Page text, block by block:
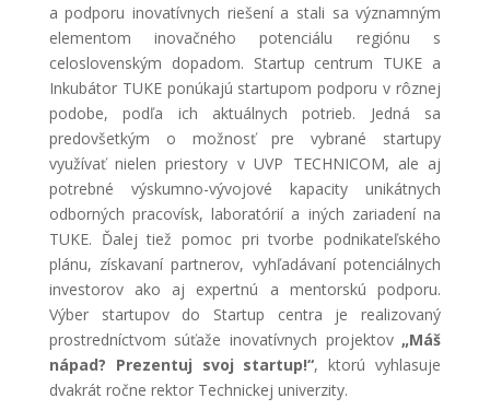
a podporu inovatívnych riešení a stali sa významným
elementom inovačného potenciálu regiónu s
celoslovenským dopadom. Startup centrum TUKE a
Inkubátor TUKE ponúkajú startupom podporu v rôznej
podobe, podľa ich aktuálnych potrieb. Jedná sa
predovšetkým o možnosť pre vybrané startupy
využívať nielen priestory v UVP TECHNICOM, ale aj
potrebné výskumno-vývojové kapacity unikátnych
odborných pracovísk, laboratórií a iných zariadení na
TUKE. Ďalej tiež pomoc pri tvorbe podnikateľského
plánu, získavaní partnerov, vyhľadávaní potenciálnych
investorov ako aj expertnú a mentorskú podporu.
Výber startupov do Startup centra je realizovaný
prostredníctvom súťaže inovatívnych projektov „Máš
nápad? Prezentuj svoj startup!“, ktorú vyhlasuje
dvakrát ročne rektor Technickej univerzity.